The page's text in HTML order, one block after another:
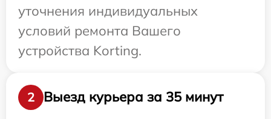
уточнения индивидуальных
условий ремонта Вашего
устройства Korting.
2
Выезд курьера за 35 минут